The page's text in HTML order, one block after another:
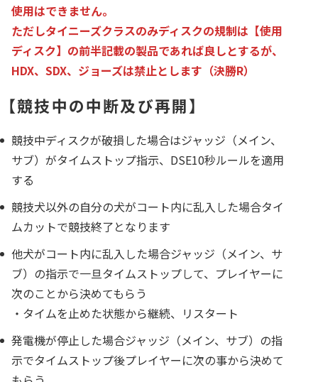
使用はできません。
ただしタイニーズクラスのみディスクの規制は【使用
ディスク】の前半記載の製品であれば良しとするが、
HDX、SDX、ジョーズは禁止とします（決勝R）
【競技中の中断及び再開】
競技中ディスクが破損した場合はジャッジ（メイン、
サブ）がタイムストップ指示、DSE10秒ルールを適用
する
競技犬以外の自分の犬がコート内に乱入した場合タイ
ムカットで競技終了となります
他犬がコート内に乱入した場合ジャッジ（メイン、サ
ブ）の指示で一旦タイムストップして、プレイヤーに
次のことから決めてもらう
・タイムを止めた状態から継続、リスタート
発電機が停止した場合ジャッジ（メイン、サブ）の指
示でタイムストップ後プレイヤーに次の事から決めて